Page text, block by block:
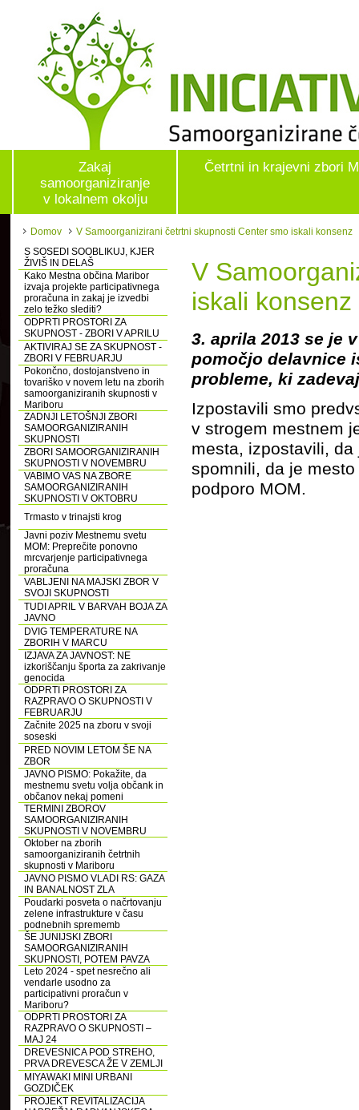
Zakaj
samoorganiziranje
v lokalnem okolju
Četrtni in krajevni zbori
Domov
V Samoorganizirani četrtni skupnosti Center smo iskali konsenz
S SOSEDI SOOBLIKUJ, KJER
ŽIVIŠ IN DELAŠ
Kako Mestna občina Maribor
izvaja projekte participativnega
proračuna in zakaj je izvedbi
zelo težko slediti?
ODPRTI PROSTORI ZA
SKUPNOST - ZBORI V APRILU
AKTIVIRAJ SE ZA SKUPNOST -
ZBORI V FEBRUARJU
Pokončno, dostojanstveno in
tovariško v novem letu na zborih
samoorganiziranih skupnosti v
Mariboru
ZADNJI LETOŠNJI ZBORI
SAMOORGANIZIRANIH
SKUPNOSTI
ZBORI SAMOORGANIZIRANIH
SKUPNOSTI V NOVEMBRU
VABIMO VAS NA ZBORE
SAMOORGANIZIRANIH
SKUPNOSTI V OKTOBRU
Trmasto v trinajsti krog
Javni poziv Mestnemu svetu
MOM: Preprečite ponovno
mrcvarjenje participativnega
proračuna
VABLJENI NA MAJSKI ZBOR V
SVOJI SKUPNOSTI
TUDI APRIL V BARVAH BOJA ZA
JAVNO
DVIG TEMPERATURE NA
ZBORIH V MARCU
IZJAVA ZA JAVNOST: NE
izkoriščanju športa za zakrivanje
genocida
ODPRTI PROSTORI ZA
RAZPRAVO O SKUPNOSTI V
FEBRUARJU
Začnite 2025 na zboru v svoji
soseski
PRED NOVIM LETOM ŠE NA
ZBOR
JAVNO PISMO: Pokažite, da
mestnemu svetu volja občank in
občanov nekaj pomeni
TERMINI ZBOROV
SAMOORGANIZIRANIH
SKUPNOSTI V NOVEMBRU
Oktober na zborih
samoorganiziranih četrtnih
skupnosti v Mariboru
JAVNO PISMO VLADI RS: GAZA
IN BANALNOST ZLA
Poudarki posveta o načrtovanju
zelene infrastrukture v času
podnebnih sprememb
ŠE JUNIJSKI ZBORI
SAMOORGANIZIRANIH
SKUPNOSTI, POTEM PAVZA
Leto 2024 - spet nesrečno ali
vendarle usodno za
participativni proračun v
Mariboru?
ODPRTI PROSTORI ZA
RAZPRAVO O SKUPNOSTI –
MAJ 24
DREVESNICA POD STREHO,
PRVA DREVESCA ŽE V ZEMLJI
MIYAWAKI MINI URBANI
GOZDIČEK
PROJEKT REVITALIZACIJA
V
iskali konsenz
3. aprila 2013 se je
pomočjo delavnice
probleme, ki
Izpostavili smo
v strogem mestnem
mesta, izpostavili,
spomnili, da je
podporo MOM.